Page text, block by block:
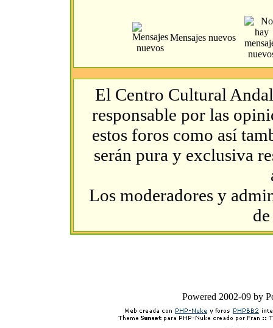
Mensajes nuevos
El Centro Cultural
responsable por las
estos foros como así
serán pura y exclusiva
Los moderadores y
Powered 2002-09 by